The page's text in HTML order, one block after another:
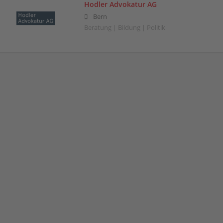
Hodler Advokatur AG
Bern
Beratung | Bildung | Politik